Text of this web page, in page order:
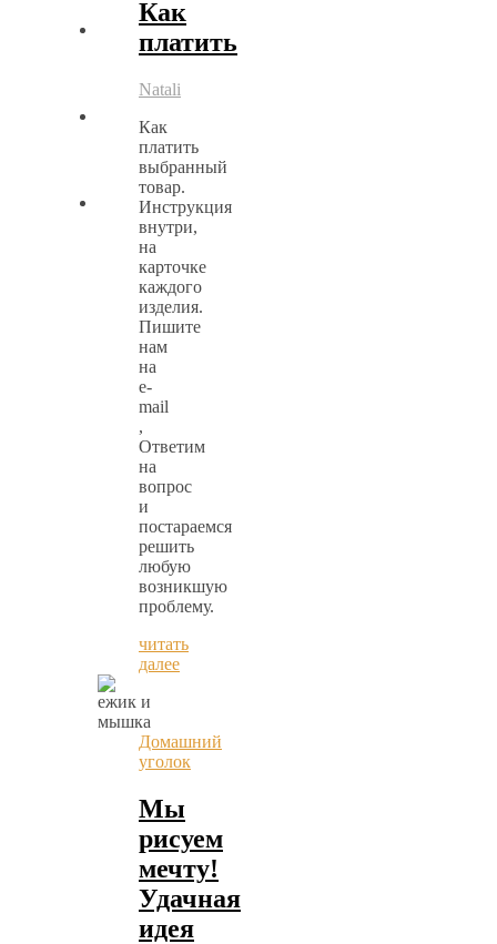
Как
платить
Natali
Как
платить
выбранный
товар.
Инструкция
внутри,
на
карточке
каждого
изделия.
Пишите
нам
на
e-
mail
,
Ответим
на
вопрос
и
постараемся
решить
любую
возникшую
проблему.
читать
далее
Домашний
уголок
Мы
рисуем
мечту!
Удачная
идея